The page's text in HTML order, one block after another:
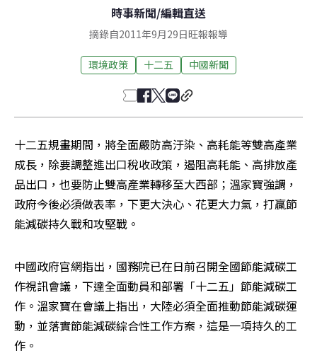
時事新聞/編輯直送
摘錄自2011年9月29日旺報報導
環境政策 十二五 中國新聞
十二五規畫期間，將全面嚴防高汙染、高耗能等雙高產業
成長，除要調整進出口稅收政策，遏阻高耗能、高排放產
品出口，也要防止雙高產業轉移至大西部；溫家寶強調，
政府今後必須做表率，下更大決心、花更大力氣，打贏節
能減碳持久戰和攻堅戰。
中國政府官網指出，國務院已在日前召開全國節能減碳工
作視訊會議，下達全面動員和部署「十二五」節能減碳工
作。溫家寶在會議上指出，大陸必須全面推動節能減碳運
動，並落實節能減碳綜合性工作方案，這是一項持久的工
作。